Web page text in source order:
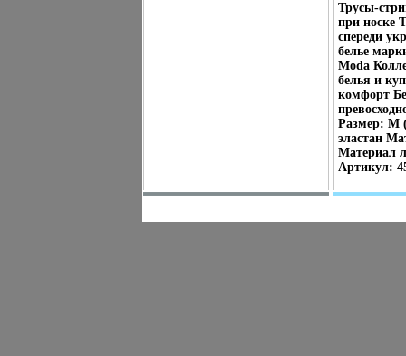
Трусы-
при носке
спереди
белье
Moda
белья и
комфорт
Размер: M
эластан
Материал
Артикул: